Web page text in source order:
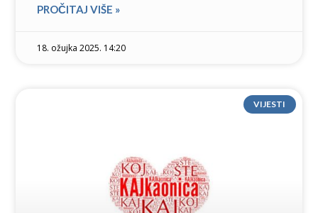
PROČITAJ VIŠE »
18. ožujka 2025. 14:20
VIJESTI